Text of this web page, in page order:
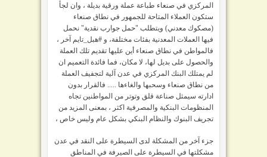
المركزي في صنعاء طباعة عملة ورقية بديلة ، وان لجأ
ستكون العملاء المتاحة للجمهور في نطاق صنعاء
(مصكوك معدني) ويتطلب "حمل جوارب نقدية" نحمل
فيها العملات المعدنية بفئات مختلفة، و #هبل_تايم آخر ،
فالمواطن في نطاق صنعاء أين عليها تقديم تلك العملة
والحصول على بديل لها، لا مكان، فما فائدة التعميم ان
لم يمتلك البنك المركزي في عدن آلية لتجفيف العملة
من نطاق صنعاء وسحبها والغاءها ..... فالقرار بدون
ادارته سيمثل صناعة قلق وتوتر من المواطنين تجاه
المنظومات البنكية والمصرفية اكثر ، بمعنى المزيد من
تجريف البنوك والنظام البنكي بشكل عام وليس خاص ،
جزء آخر من المشكلة لدى السيطرة على النقد في عدن
مشكلتها في السيطرة على الصيرفة في المناطق